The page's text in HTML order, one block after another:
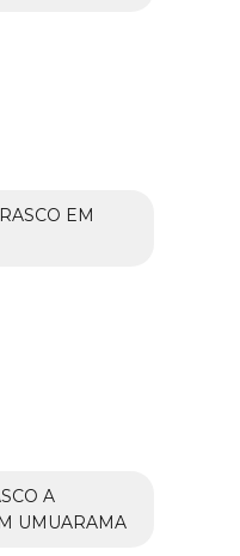
EM
A
UMUARAMA